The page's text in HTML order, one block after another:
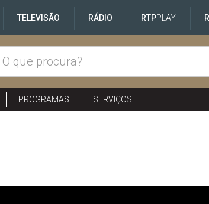
TELEVISÃO RÁDIO RTPPLAY
PROGRAMAS SERVIÇOS